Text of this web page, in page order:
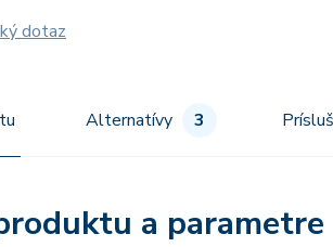
dotaz
Alternatívy 3
a parametre